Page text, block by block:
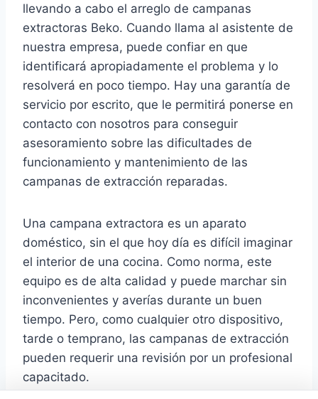
llevando a cabo el arreglo de campanas
extractoras Beko. Cuando llama al asistente de
nuestra empresa, puede confiar en que
identificará apropiadamente el problema y lo
resolverá en poco tiempo. Hay una garantía de
servicio por escrito, que le permitirá ponerse en
contacto con nosotros para conseguir
asesoramiento sobre las dificultades de
funcionamiento y mantenimiento de las
campanas de extracción reparadas.
Una campana extractora es un aparato
doméstico, sin el que hoy día es difícil imaginar
el interior de una cocina. Como norma, este
equipo es de alta calidad y puede marchar sin
inconvenientes y averías durante un buen
tiempo. Pero, como cualquier otro dispositivo,
tarde o temprano, las campanas de extracción
pueden requerir una revisión por un profesional
capacitado.